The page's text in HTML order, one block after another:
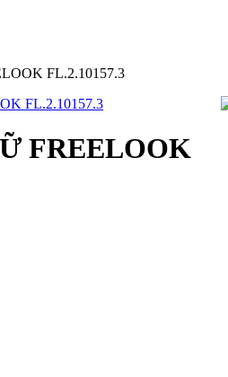
FL.2.10157.3
FREELOOK